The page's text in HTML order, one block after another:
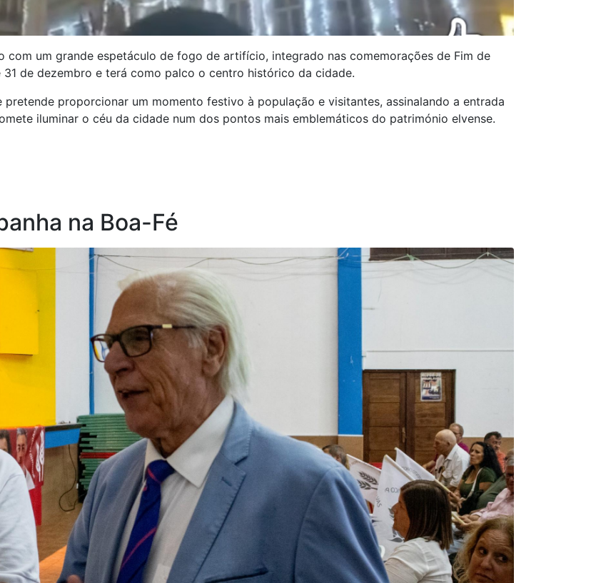
com um grande espetáculo de fogo de artifício, integrado nas comemorações de Fim de
de dezembro e terá como palco o centro histórico da cidade.
proporcionar um momento festivo à população e visitantes, assinalando a entrada
iluminar o céu da cidade num dos pontos mais emblemáticos do património elvense.
na Boa-Fé